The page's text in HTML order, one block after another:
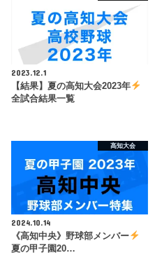
2023.12.1
【結果】夏の高知大会2023年
全試合結果一覧
高知大会
2024.10.14
《高知中央》野球部メンバー
夏の甲子園20…